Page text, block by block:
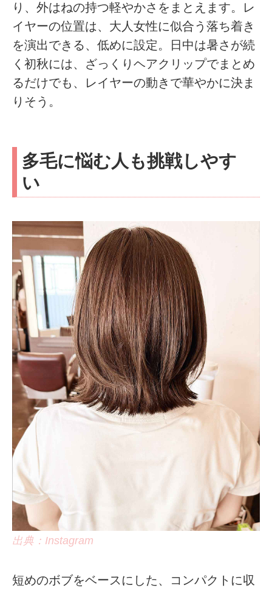
り、外はねの持つ軽やかさをまとえます。レ
イヤーの位置は、大人女性に似合う落ち着き
を演出できる、低めに設定。日中は暑さが続
く初秋には、ざっくりヘアクリップでまとめ
るだけでも、レイヤーの動きで華やかに決ま
りそう。
多毛に悩む人も挑戦しやす
い
出典：Instagram
短めのボブをベースにした、コンパクトに収